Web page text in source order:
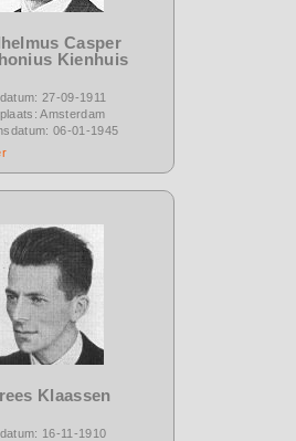
Casper
Kienhuis
27-09-1911
Amsterdam
06-01-1945
Klaassen
16-11-1910